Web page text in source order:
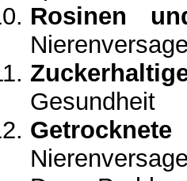
Rosinen
Gesundheit